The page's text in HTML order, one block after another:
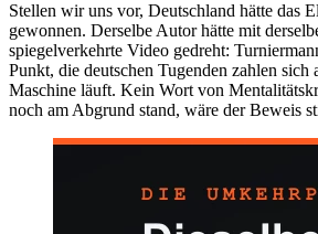
Stellen wir uns vor, Deutschland hätte das
gewonnen. Derselbe Autor hätte mit
spiegelverkehrte Video gedreht:
Punkt, die deutschen Tugenden zahlen sich
Maschine läuft. Kein Wort von
noch am Abgrund stand, wäre der Beweis